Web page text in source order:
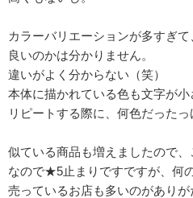
カラーバリエーションが多すぎ
良いのかは分かりません。
違いがよく分からない（笑）
本体に描かれている色も文字が小
リピートする際に、何色だったっ
似ている商品も増えましたので
なので★5止まりですですが、何
売っているお店も多いのがありが